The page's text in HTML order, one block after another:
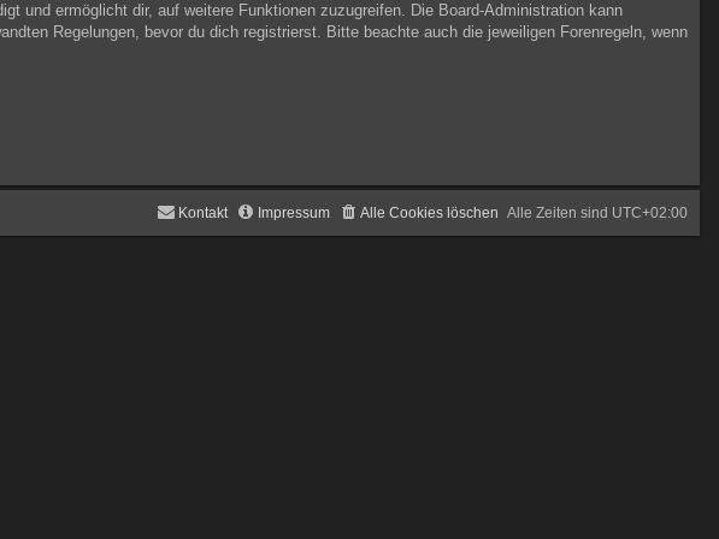
und ermöglicht dir, auf weitere Funktionen zuzugreifen. Die Board-Administration kann
Regelungen, bevor du dich registrierst. Bitte beachte auch die jeweiligen Forenregeln, wenn
Alle Zeiten sind UTC+02:00
Alle Cookies löschen
Impressum
Kontakt